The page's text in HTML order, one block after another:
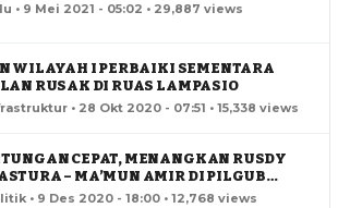
• 9 Mei 2021 - 05:02 • 29,887 views
WILAYAH I PERBAIKI SEMENTARA
RUSAK DI RUAS LAMPASIO
• 28 Okt 2020 - 07:51 • 15,338 views
CEPAT, MENANGKAN RUSDY
– MA’MUN AMIR DI PILGUB
• 9 Des 2020 - 18:00 • 12,768 views